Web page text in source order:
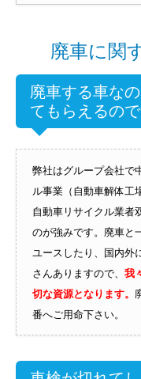
廃車に関
廃車する車な
てもらえるの
弊社はグループ会社で
ル事業（自動車解体工
自動車リサイクル業者
のが強みです。廃車と
ユースしたり、国内外
さんありますので、 我
切な資源となります。
番へご用命下さい。